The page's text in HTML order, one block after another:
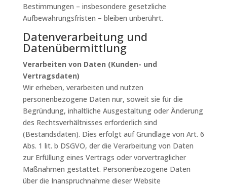
Bestimmungen – insbesondere gesetzliche
Aufbewahrungsfristen – bleiben unberührt.
Datenverarbeitung und
Datenübermittlung
Verarbeiten von Daten (Kunden- und
Vertragsdaten)
Wir erheben, verarbeiten und nutzen
personenbezogene Daten nur, soweit sie für die
Begründung, inhaltliche Ausgestaltung oder Änderung
des Rechtsverhältnisses erforderlich sind
(Bestandsdaten). Dies erfolgt auf Grundlage von Art. 6
Abs. 1 lit. b DSGVO, der die Verarbeitung von Daten
zur Erfüllung eines Vertrags oder vorvertraglicher
Maßnahmen gestattet. Personenbezogene Daten
über die Inanspruchnahme dieser Website